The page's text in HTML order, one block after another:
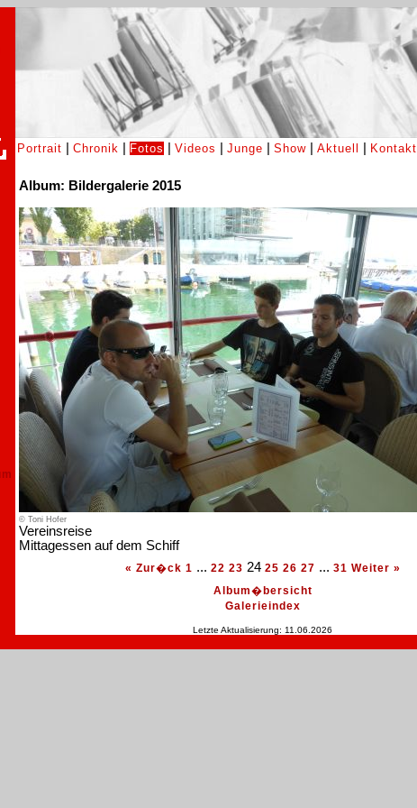
Portrait Chronik Fotos Videos Junge Show| Aktuell Kontakt
Album: Bildergalerie 2015
© Toni Hofer
Vereinsreise
Mittagessen auf dem Schiff
« Zur�ck 1 ... 22 23 24 25 26 27 ... 31 Weiter »
Album�bersicht
Galerieindex
Letzte Aktualisierung: 11.06.2026